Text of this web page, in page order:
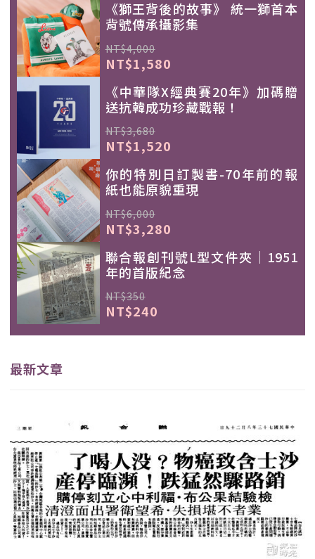
《獅王背後的故事》 統一獅首本
背號傳承攝影集
NT$4,000
NT$1,580
《中華隊X經典賽20年》加碼贈
送抗韓成功珍藏戰報！
NT$3,680
NT$1,520
你的特別日訂製書-70年前的報
紙也能原貌重現
NT$6,000
NT$3,280
聯合報創刊號L型文件夾｜1951
年的首版紀念
NT$350
NT$240
最新文章